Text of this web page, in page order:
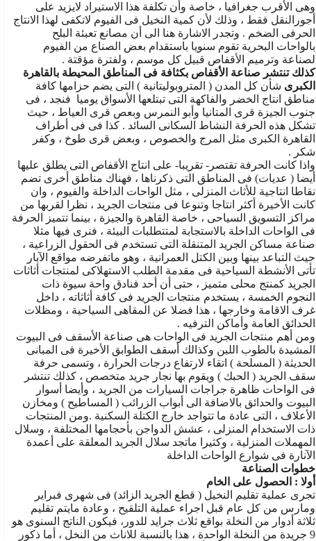
وهى الأقرب جغرافيا ، خاصة وأن تكلفة هذا الاستيراد لايزيد على
أجورالنقل فقط ، وذلك لأن كمية النخيل فى الفيوم لاتكفى لهذا الانتاج
الحرفى الضخم . وتجدر الاشارة هنا الى أن مصانع تعبئة البلح
بالواحات البحرية تقوم سنويا باستقدام بعض الصناع من الفيوم
لصناعة وترميم الأقفاص قبيل كل موسم ، ولفترة مؤقتة .
كذلك تنتشر صناعة الأقفاص بكثافة فى المناطق المحيطة بالقاهرة
الكبرى شأن كل المدن ( المتروبوليتانية ) التى يضم حزامها كافة
مناطق انتاج الخضر والفاكهة التى تبتلعها الأسواق يوميا فنجد ، فى
جنوب الجيزة قرى المتانيا وأبو النمرس وبعص قرى العياط ، حيث
تشكل هذه الحرفة النشاط السكانى السائد . كذا فى فى أطراف
القاهرة الكبرى مثل المرج والخصوص ، وبعض قرى طوخ ، وكفر
شكر .
واذا كانت الحرفة تقتصر- تقريبا- على انتاج الأقفاص التى يطلق عليها
أيضا ( عديات) فى المناطق التى ذكرناها ، فهناك مناطق أخرى تضم
نقاطا انتاجية للأثاث المنزلى ، مثل الواحات الداخلة والفيوم ، وان
كانت الأخيرة أكثر انتاجا وتنوعا فى منتجات الجريد ، نظرا لقربها من
مراكز التسويق السياحى ، خاصة القاهرة والجيزة ، بينما تتميز الحرفة
فى الواحات الداخلة بالاستجابة لمتتطلبات البيئة ، فنرى فيها مثلا
صناعة مساكن الجريد المتنقلة التى تستخدم فى الحقول الزراعية ،
حيث التباعد بينها وبين الكتل العمرانية ، وهو ماتفرضه مواقع الآبار
تأتى الأنشطة السياحية فى مقدمة الطلب الاستهلاكى لمنتجات أثاثات
الجريد كمنتج محلى متميز ، حتى أن أحد فنادق واحة سيوة ذات
النجوم الخمسة ، يستخدم منتجات الجريد فى كافة أثاثاته ، داخل
غرف الاقامة وخارجها ، هذا فضلا عن المقاهى السياحية ، ومظلات
الحدائق العامة وأماكن الترفيه .
ومن أهم منتجات الجريد فى الواحات هى صناعة الأسقف فى البيوت
المشيدة بالطوب اللبن وكذالك أسقف الطوابق الأخيرة فى المبانى
الحديثة ( المسلحة ) اتقاء لارتفاع درجات الحرارة ، وتسمى حرفة
سقف الجريد ( الحبك ) ويقوم بها نجار جريد متخصص ، كذلك تنتشر
فى الواحات ظاهرة جراجات السيارات من الجريد ، وأيضا أسوار
البيوت والحدائق بالاضافة الى أبواب الزرائب ( المساطيح ) ومخازن
الأعلاف ، التى عادة ما تتواجد خارج الكتلة السكنية .ومن المنتجات
ذات الاستخدام المنزلى ، عشش الدواجن بأحجامها المختلفة ، وسلال
المهملات المنزلية ، وكثيرا ماتجد سلال الجريد المعلقة على أعمدة
الآنارة فى شوارع الواحات الداخلة
خطوات الصناعة
أولا : الحصول على الخام
تجرى عملية تقليم النخيل ( قطع الجريد الزائد) فى شهرى فبراير
ومارس من كل عام قبل اجراء عملية التلقيح ، وعادة مايتم تقليم
ثلاثة أدوار من النخلة بواقع ثلاث جرايد للدور، فيكون الناتج السنوى هو
9 جريدة من النخلة الواحدة ، هذا بالنسبة للاناث من النخل ، أما ذكور